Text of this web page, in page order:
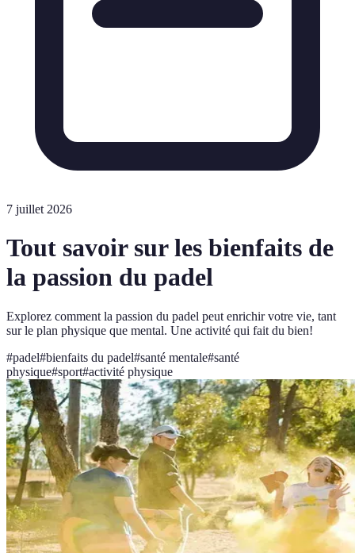
7 juillet 2026
Tout savoir sur les bienfaits de
la passion du padel
Explorez comment la passion du padel peut enrichir votre vie, tant
sur le plan physique que mental. Une activité qui fait du bien!
#padel#bienfaits du padel#santé mentale#santé
physique#sport#activité physique